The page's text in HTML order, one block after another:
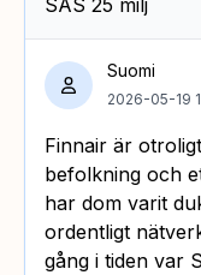
Suomi
2026-05-19
Finnair är
befolkning och
har dom varit
ordentligt
gång i tiden var